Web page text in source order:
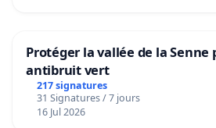
Protéger la vallée de la Senne
antibruit vert
217 signatures
31 Signatures / 7 jours
16 Jul 2026